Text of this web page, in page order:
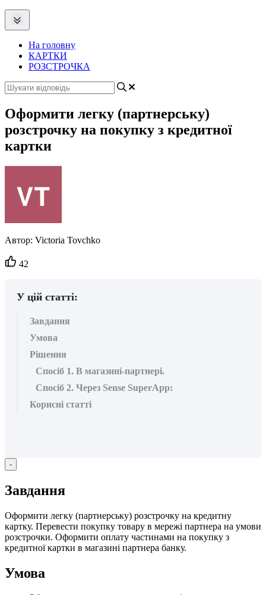
На головну
КАРТКИ
РОЗСТРОЧКА
Оформити легку (партнерську)
розстрочку на покупку з кредитної
картки
Автор: Victoria Tovchko
Кількість
вподобайок:
42
У цій статті:
Завдання
Умова
Рішення
Спосіб 1. В магазині-партнері.
Спосіб 2. Через Sense SuperApp:
Корисні статті
-
Завдання
Оформити легку (партнерську) розстрочку на кредитну
картку. Перевести покупку товару в мережі партнера на умови
розстрочки. Оформити оплату частинами на покупку з
кредитної картки в магазині партнера банку.
Умова